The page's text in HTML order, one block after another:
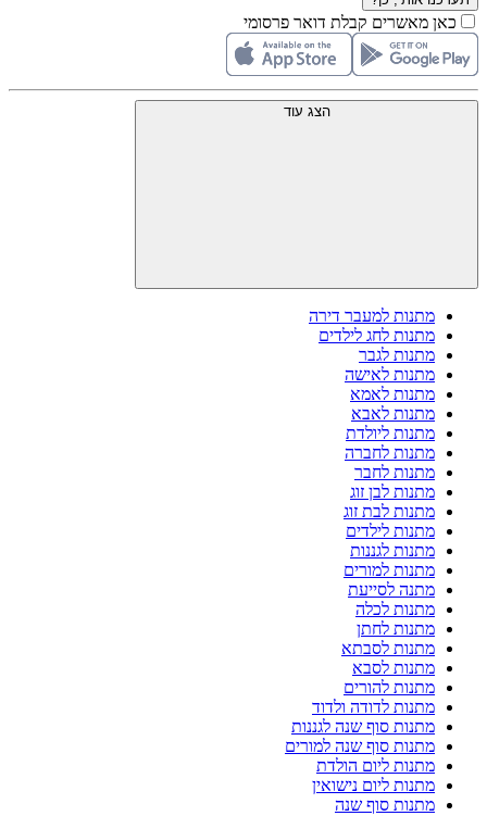
כאן מאשרים קבלת דואר פרסומי
הצג עוד
מתנות למעבר דירה
מתנות לחג לילדים
מתנות לגבר
מתנות לאישה
מתנות לאמא
מתנות לאבא
מתנות ליולדת
מתנות לחברה
מתנות לחבר
מתנות לבן זוג
מתנות לבת זוג
מתנות לילדים
מתנות לגננות
מתנות למורים
מתנה לסייעת
מתנות לכלה
מתנות לחתן
מתנות לסבתא
מתנות לסבא
מתנות להורים
מתנות לדודה ולדוד
מתנות סוף שנה לגננות
מתנות סוף שנה למורים
מתנות ליום הולדת
מתנות ליום נישואין
מתנות סוף שנה